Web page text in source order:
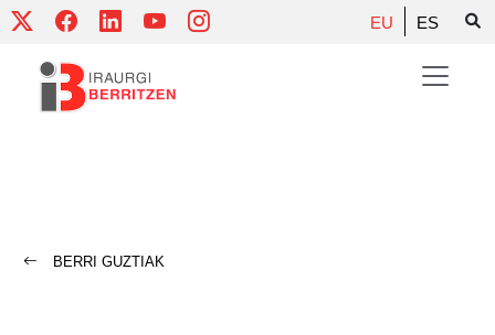
Skip
content
EU ES
BERRI GUZTIAK